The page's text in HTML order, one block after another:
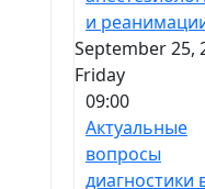
и
September 25,
Friday
09:00
Актуальные
вопросы
диагностики